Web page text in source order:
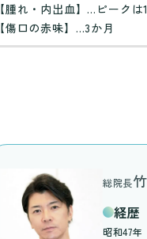
【腫れ・内出血】…ピーク
【傷口の赤味】…3か月
総院長
経歴
昭和47年